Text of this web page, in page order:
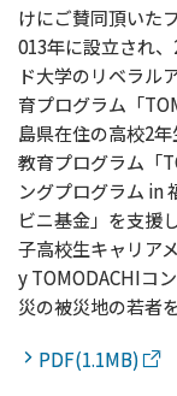
けにご賛同頂いた
013年に設立され
ド大学のリベラル
育プログラム「
島県在住の高校2
教育プログラム「
ングプログラム in
ビニ基金」を支援
子高校生キャリア
y TOMODACHIコ
災の被災地の若者
PDF(1.1MB)